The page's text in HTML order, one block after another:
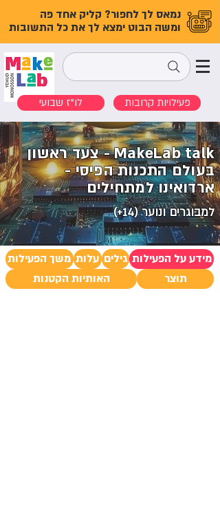
נמאס לך לחפור? קליק אחד פה
ומשה הבוט ימצא לך את כל התשובות
לו"ז שבועי פעילויות קרובות
MakeLab talk - צעד ראשון
בעולם התכנות הפיסי -
ארדואינו למתחילים
למבוגרים ונוער (14+)
מידע על הפעילות גילים עלות משך הפעילות
תוצר
האותיות הקטנות